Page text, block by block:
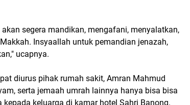
segera mandikan, mengafani, menyalatkan,
Insyaallah untuk pemandian jenazah,
ucapnya.
diurus pihak rumah sakit, Amran Mahmud
serta jemaah umrah lainnya hanya bisa bisa
keluarga di kamar hotel Sahri Banong.